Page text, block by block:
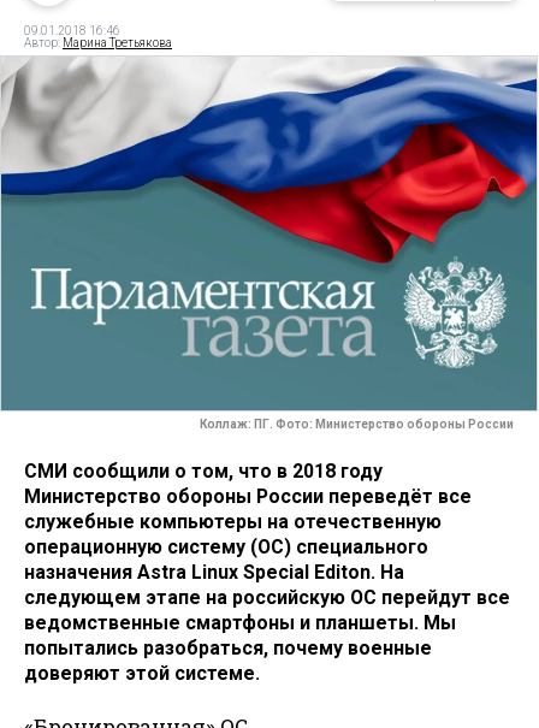
09.01.2018 16:46
Автор: Марина Третьякова
Коллаж: ПГ. Фото: Министерство обороны России
СМИ сообщили о том, что в 2018 году
Министерство обороны России переведёт все
служебные компьютеры на отечественную
операционную систему (ОС) специального
назначения Astra Linux Special Editon. На
следующем этапе на российскую ОС перейдут все
ведомственные смартфоны и планшеты. Мы
попытались разобраться, почему военные
доверяют этой системе.